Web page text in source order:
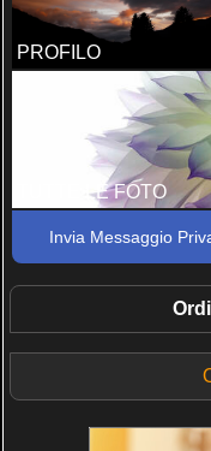
PROFILO
TUTTE LE FOTO
Invia Messaggio